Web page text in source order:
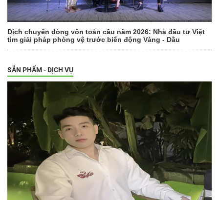
Dịch chuyển dòng vốn toàn cầu năm 2026: Nhà đầu tư Việt
tìm giải pháp phòng vệ trước biến động Vàng - Dầu
SẢN PHẨM - DỊCH VỤ